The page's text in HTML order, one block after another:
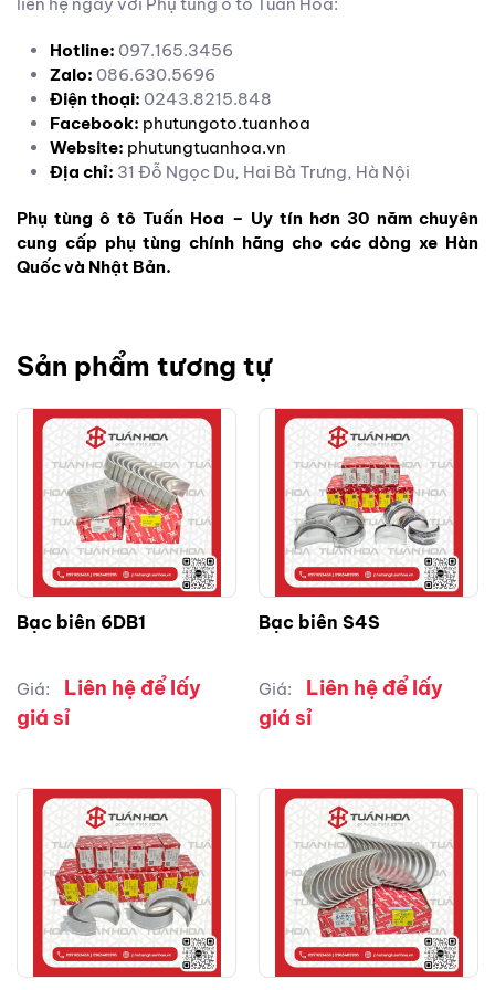
Hotline: 097.165.3456
Zalo: 086.630.5696
Điện thoại: 0243.8215.848
Facebook: phutungoto.tuanhoa
Website: phutungtuanhoa.vn
Địa chỉ: 31 Đỗ Ngọc Du, Hai Bà Trưng, Hà Nội
Phụ tùng ô tô Tuấn Hoa – Uy tín hơn 30 năm chuyên
cung cấp phụ tùng chính hãng cho các dòng xe Hàn
Quốc và Nhật Bản.
Sản phẩm tương tự
Bạc biên 6DB1
Giá:
Liên hệ để lấy
giá sỉ
Bạc biên S4S
Giá:
Liên hệ để lấy
giá sỉ